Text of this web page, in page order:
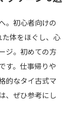
。初心者向けの
体をほぐし、心
ジ。初めての方
す。仕事帰りや
的なタイ古式マ
、ぜひ参考にし